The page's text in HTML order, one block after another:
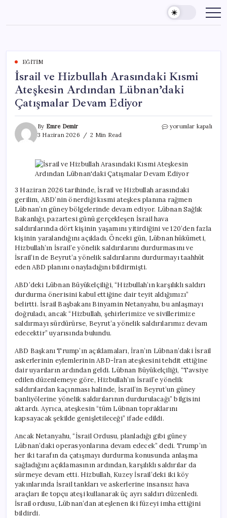
content
EĞITIM
İsrail ve Hizbullah Arasındaki Kısmi
Ateşkesin Ardından Lübnan’daki
Çatışmalar Devam Ediyor
By Emre Demir
3 Haziran 2026
2 Min Read
İsrail
Kısmi
Ateşkesin
Ardından
Lübnan’daki
Çatışmalar
Devam
Ediyor
yorumlar kapalı
3 Haziran 2026 tarihinde, İsrail ve Hizbullah arasındaki
gerilim, ABD’nin önerdiği kısmi ateşkes planına rağmen
Lübnan’ın güney bölgelerinde devam ediyor. Lübnan Sağlık
Bakanlığı, pazartesi günü gerçekleşen İsrail hava
saldırılarında dört kişinin yaşamını yitirdiğini ve 120’den fazla
kişinin yaralandığını açıkladı. Önceki gün, Lübnan hükümeti,
Hizbullah’ın İsrail’e yönelik saldırılarını durdurmasını ve
İsrail’in de Beyrut’a yönelik saldırılarını durdurmayı taahhüt
eden ABD planını onayladığını bildirmişti.
ABD’deki Lübnan Büyükelçiliği, “Hizbullah’ın karşılıklı saldırı
durdurma önerisini kabul ettiğine dair teyit aldığımızı”
belirtti. İsrail Başbakanı Binyamin Netanyahu, bu anlaşmayı
doğruladı, ancak “Hizbullah, şehirlerimize ve sivillerimize
saldırmayı sürdürürse, Beyrut’a yönelik saldırılarımız devam
edecektir” uyarısında bulundu.
ABD Başkanı Trump’ın açıklamaları, İran’ın Lübnan’daki İsrail
askerlerinin eylemlerinin ABD-İran ateşkesini tehdit ettiğine
dair uyarıların ardından geldi. Lübnan Büyükelçiliği, “Tavsiye
edilen düzenlemeye göre, Hizbullah’ın İsrail’e yönelik
saldırılardan kaçınması halinde, İsrail’in Beyrut’un güney
banliyölerine yönelik saldırılarının durdurulacağı” bilgisini
aktardı. Ayrıca, ateşkesin “tüm Lübnan topraklarını
kapsayacak şekilde genişletileceği” ifade edildi.
Ancak Netanyahu, “İsrail Ordusu, planladığı gibi güney
Lübnan’daki operasyonlarına devam edecek” dedi. Trump’ın
her iki tarafın da çatışmayı durdurma konusunda anlaşma
sağladığını açıklamasının ardından, karşılıklı saldırılar da
sürmeye devam etti. Hizbullah, Kuzey İsrail’deki iki köy
yakınlarında İsrail tankları ve askerlerine insansız hava
araçları ile topçu ateşi kullanarak üç ayrı saldırı düzenledi.
İsrail ordusu, Lübnan’dan ateşlenen iki füzeyi imha ettiğini
bildirdi.